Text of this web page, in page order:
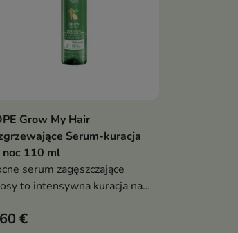
 Dodaj do koszyka
Grow My Hair
Serum-kuracja
noc 110 ml
serum zagęszczające
to intensywna kuracja na
ogranicza ich
€